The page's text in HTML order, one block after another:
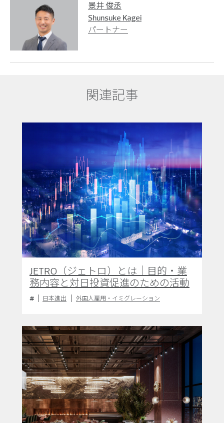
景井 俊丞
Shunsuke Kagei
パートナー
関連記事
JETRO（ジェトロ）とは｜目的・業
務内容と対日投資促進のための活動
日本進出 外国人雇用・イミグレーション